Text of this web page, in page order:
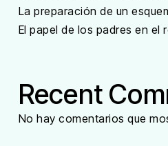
La preparación de un
El papel de los padres en el
Recent
No hay comentarios que